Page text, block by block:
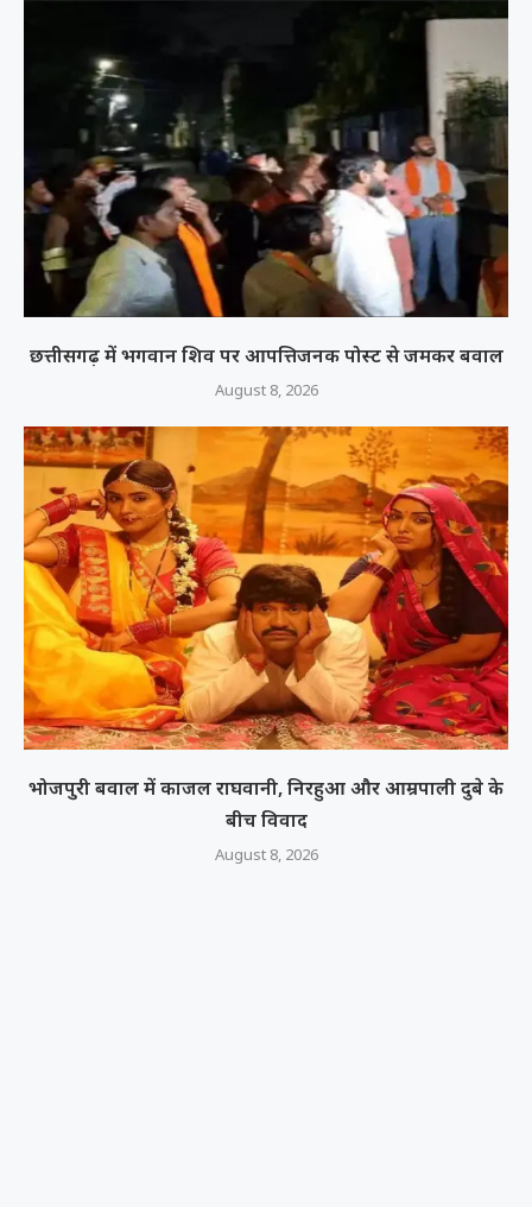
छत्तीसगढ़ में भगवान शिव पर आपत्तिजनक पोस्ट से जमकर बवाल
August 8, 2026
भोजपुरी बवाल में काजल राघवानी, निरहुआ और आम्रपाली दुबे के
बीच विवाद
August 8, 2026